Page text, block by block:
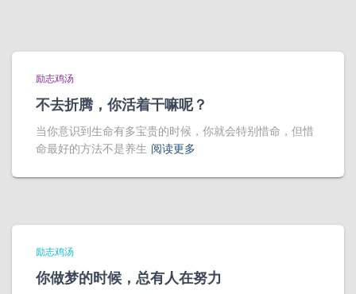
励志鸡汤
不去折腾，你活着干嘛呢？
当你意识到生命有多宝贵的时候，你就会特别惜命，但惜
命最好的方法不是养生 阅读更多
励志鸡汤
你做梦的时候，总有人在努力